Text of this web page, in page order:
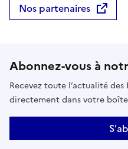
Nos partenaires
Abonnez-vous à
Recevez toute l’actualité des
directement dans votre